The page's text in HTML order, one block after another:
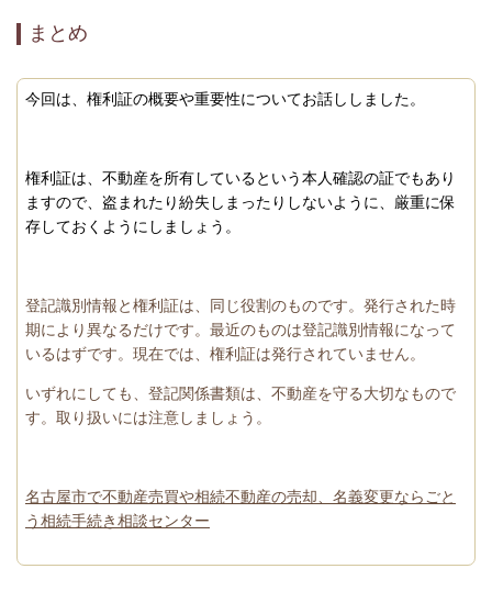
まとめ
今回は、権利証の概要や重要性についてお話ししました。
権利証は、不動産を所有しているという本人確認の証でもあり
ますので、盗まれたり紛失しまったりしないように、厳重に保
存しておくようにしましょう。
登記識別情報と権利証は、同じ役割のものです。発行された時
期により異なるだけです。最近のものは登記識別情報になって
いるはずです。現在では、権利証は発行されていません。
いずれにしても、登記関係書類は、不動産を守る大切なもので
す。取り扱いには注意しましょう。
名古屋市で不動産売買や相続不動産の売却、名義変更ならごと
う相続手続き相談センター